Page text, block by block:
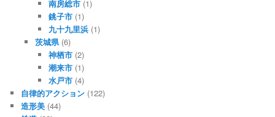
南房総市 (1)
銚子市 (1)
九十九里浜 (1)
茨城県(6)
神栖市 (2)
潮来市 (1)
水戸市 (4)
自律的アクション (122)
造形美 (44)